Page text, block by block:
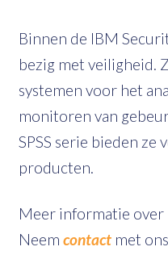
Binnen de IBM
bezig met veiligheid.
systemen voor het
monitoren van
SPSS serie bieden ze
producten.
Meer informatie over
Neem contact met